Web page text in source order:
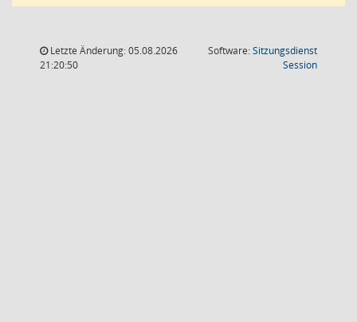
Letzte Änderung: 05.08.2026
21:20:50
Software:Sitzungsdienst
Session(Wird in